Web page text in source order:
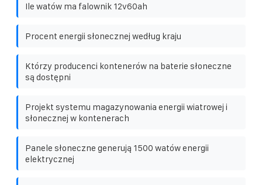
Ile watów ma falownik 12v60ah
Procent energii słonecznej według kraju
Którzy producenci kontenerów na baterie słoneczne
są dostępni
Projekt systemu magazynowania energii wiatrowej i
słonecznej w kontenerach
Panele słoneczne generują 1500 watów energii
elektrycznej